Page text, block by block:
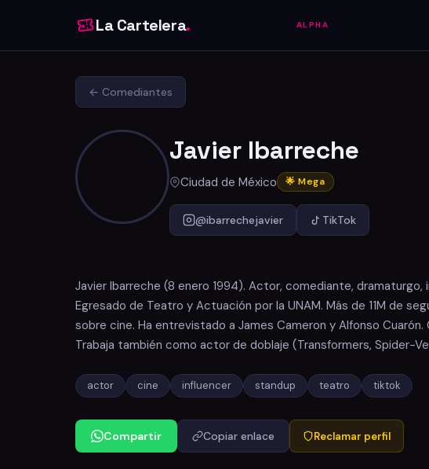
La Cartelera. ALPHA
← Comediantes
Javier Ibarreche
Ciudad de México 🌟 Mega
@ibarrechejavier TikTok
Javier Ibarreche (8 enero 1994). Actor, comediante,
Egresado de Teatro y Actuación por la UNAM. Más de 11M de
sobre cine. Ha entrevistado a James Cameron y Alfonso
Trabaja también como actor de doblaje (Transformers, Spider-
actor cine influencer standup teatro tiktok
Compartir Copiar enlace Reclamar perfil